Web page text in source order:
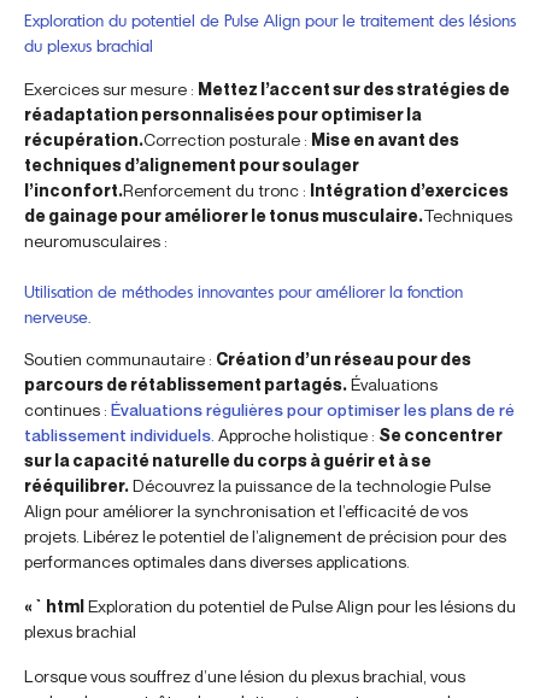
Exploration du potentiel de Pulse Align pour le traitement des lésions
du plexus brachial
Exercices sur mesure : Mettez l’accent sur des stratégies de
réadaptation personnalisées pour optimiser la
récupération.Correction posturale : Mise en avant des
techniques d’alignement pour soulager
l’inconfort.Renforcement du tronc : Intégration d’exercices
de gainage pour améliorer le tonus musculaire.Techniques
neuromusculaires :
Utilisation de méthodes innovantes pour améliorer la fonction
nerveuse.
Soutien communautaire : Création d’un réseau pour des
parcours de rétablissement partagés.Évaluations
continues : Évaluations régulières pour optimiser les plans de ré
tablissement individuels. Approche holistique : Se concentrer
sur la capacité naturelle du corps à guérir et à se
rééquilibrer.Découvrez la puissance de la technologie Pulse
Align pour améliorer la synchronisation et l’efficacité de vos
projets. Libérez le potentiel de l’alignement de précision pour des
performances optimales dans diverses applications.
« `htmlExploration du potentiel de Pulse Align pour les lésions du
plexus brachial
Lorsque vous souffrez d’une lésion du plexus brachial, vous